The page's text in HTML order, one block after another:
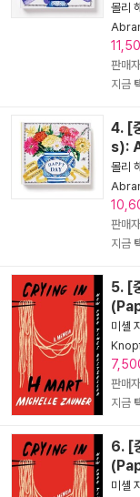
몰리
판매
지금
4. [
s):
몰리
판매
지금
5. [
미셸
판매
지금
6. [
미셸